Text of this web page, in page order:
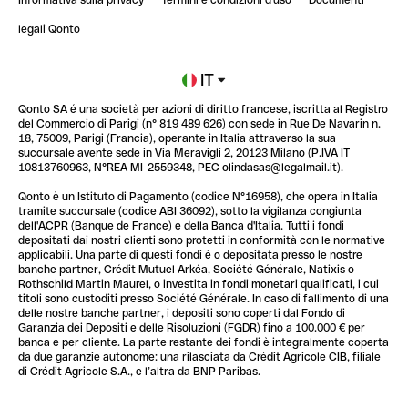
StrongHer Mentorship | Notion: come organizzare...
Glossario finanziario
legali Qonto
IT
Qonto SA é una società per azioni di diritto francese, iscritta al Registro
del Commercio di Parigi (n° 819 489 626) con sede in Rue De Navarin n.
18, 75009, Parigi (Francia), operante in Italia attraverso la sua
succursale avente sede in Via Meravigli 2, 20123 Milano (P.IVA IT
10813760963, N°REA MI-2559348, PEC olindasas@legalmail.it).
Qonto è un Istituto di Pagamento (codice N°16958), che opera in Italia
tramite succursale (codice ABI 36092), sotto la vigilanza congiunta
dell'ACPR (Banque de France) e della Banca d'Italia. Tutti i fondi
depositati dai nostri clienti sono protetti in conformità con le normative
applicabili. Una parte di questi fondi è o depositata presso le nostre
banche partner, Crédit Mutuel Arkéa, Société Générale, Natixis o
Rothschild Martin Maurel, o investita in fondi monetari qualificati, i cui
titoli sono custoditi presso Société Générale. In caso di fallimento di una
delle nostre banche partner, i depositi sono coperti dal Fondo di
Garanzia dei Depositi e delle Risoluzioni (FGDR) fino a 100.000 € per
banca e per cliente. La parte restante dei fondi è integralmente coperta
da due garanzie autonome: una rilasciata da Crédit Agricole CIB, filiale
di Crédit Agricole S.A., e l’altra da BNP Paribas.